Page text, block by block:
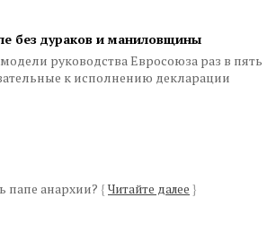
без дураков и маниловщины
руководства Евросоюза раз в пять
к исполнению декларации
папе анархии? { Читайте далее }